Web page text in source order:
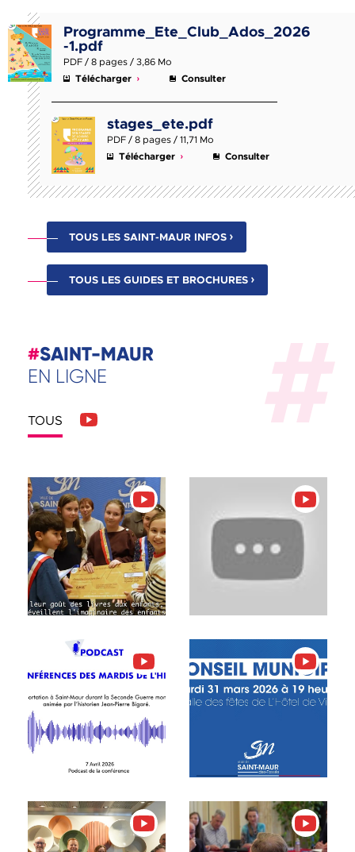
Programme_Ete_Club_Ados_2026
-1.pdf
PDF / 8 pages / 3,86 Mo
Télécharger
Consulter
stages_ete.pdf
PDF / 8 pages / 11,71 Mo
Télécharger
Consulter
TOUS LES SAINT-MAUR INFOS
TOUS LES GUIDES ET BROCHURES
#SAINT-MAUR
EN LIGNE
AFFICHER LES PUBLICATIONS DE
TOUS LES RÉSEAUX SOCIAUX
Afficher uniquement les publications de Youtube